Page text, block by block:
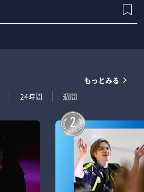
24時間 週間
もっとみる
2